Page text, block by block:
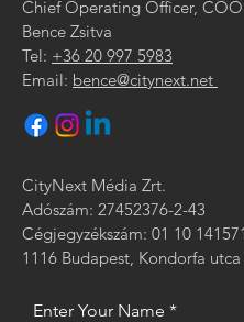
Chief Operating Officer, COO
Bence Zsitva
Tel: +36 20 997 5983
Email: bence@citynext.net
CityNext Média Zrt.
Adószám: 27452376-2-43
Cégjegyzékszám: 01 10 141571
1116 Budapest, Kondorfa utca
Enter Your Name